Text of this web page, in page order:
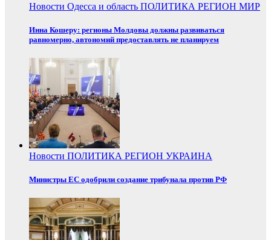
Новости Одесса и область ПОЛИТИКА РЕГИОН МИР
Инна Кошеру: регионы Молдовы должны развиваться
равномерно, автономий предоставлять не планируем
Новости ПОЛИТИКА РЕГИОН УКРАИНА
Министры ЕС одобрили создание трибунала против РФ